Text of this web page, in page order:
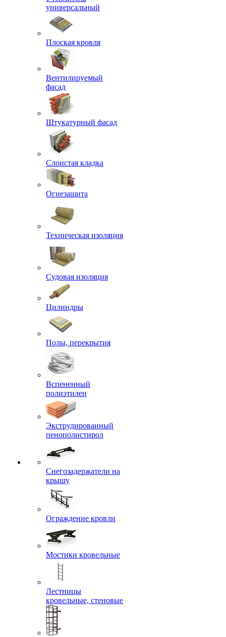
универсальный
Плоская кровля
Вентилируемый
фасад
Штукатурный фасад
Слоистая кладка
Огнезащита
Техническая изоляция
Судовая изоляция
Цилиндры
Полы, перекрытия
Вспененный
полиэтилен
Экструдированный
пенополистирол
Снегозадержатели на
крышу
Ограждение кровли
Мостики кровельные
Лестницы
кровельные, стеновые